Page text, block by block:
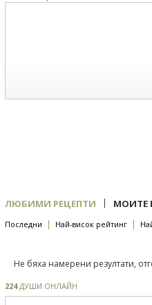
ЛЮБИМИ РЕЦЕПТИ | МОИТЕ
Последни | Най-висок рейтинг |
Не бяха намерени резултати,
224ДУШИ ОНЛАЙН